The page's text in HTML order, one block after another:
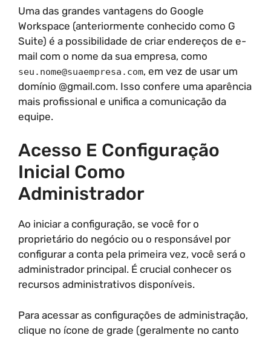
Uma das grandes vantagens do Google
Workspace (anteriormente conhecido como G
Suite) é a possibilidade de criar endereços de e-
mail com o nome da sua empresa, como
seu.nome@suaempresa.com, em vez de usar um
domínio @gmail.com. Isso confere uma aparência
mais profissional e unifica a comunicação da
equipe.
Acesso E Configuração
Inicial Como
Administrador
Ao iniciar a configuração, se você for o
proprietário do negócio ou o responsável por
configurar a conta pela primeira vez, você será o
administrador principal. É crucial conhecer os
recursos administrativos disponíveis.
Para acessar as configurações de administração,
clique no ícone de grade (geralmente no canto